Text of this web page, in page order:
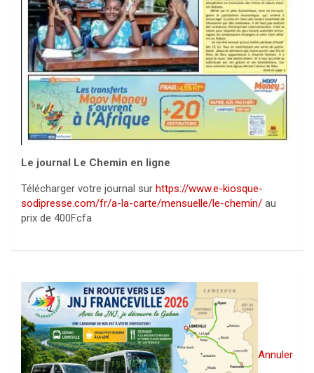
Le journal Le Chemin en ligne
Télécharger votre journal sur https://www.e-kiosque-
sodipresse.com/fr/a-la-carte/mensuelle/le-chemin/ au
prix de 400Fcfa
Annuler